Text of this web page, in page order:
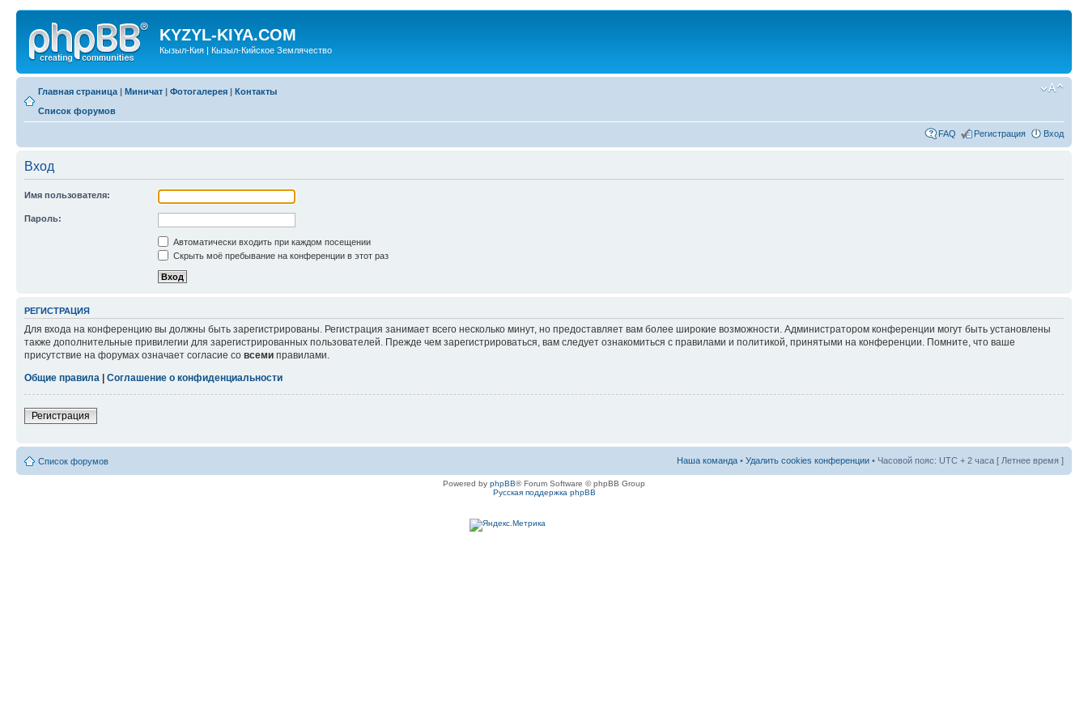
KYZYL-KIYA.COM
Кызыл-Кия | Кызыл-Кийское Землячество
Главная страница | Миничат | Фотогалерея | Контакты
Список форумов
FAQ Регистрация Вход
Вход
Имя пользователя:
Пароль:
Автоматически входить при каждом посещении
Скрыть моё пребывание на конференции в этот раз
РЕГИСТРАЦИЯ
Для входа на конференцию вы должны быть зарегистрированы. Регистрация занимает всего несколько минут, но предоставляет вам более широкие возможности. Администратором конференции могут быть установлены
также дополнительные привилегии для зарегистрированных пользователей. Прежде чем зарегистрироваться, вам следует ознакомиться с правилами и политикой, принятыми на конференции. Помните, что ваше
присутствие на форумах означает согласие со всеми правилами.
Общие правила
Соглашение о конфиденциальности
Регистрация
Список форумов Наша команда • Удалить cookies конференции • Часовой пояс: UTC + 2 часа [ Летнее время ]
Powered by phpBB® Forum Software © phpBB Group
Русская поддержка phpBB